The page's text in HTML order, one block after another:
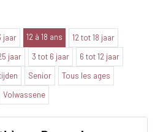
jaar 12 à 18 ans
12 tot 18 jaar
jaar 3 tot 6 jaar
6 tot 12 jaar
Senior
Tous les ages
Volwassene